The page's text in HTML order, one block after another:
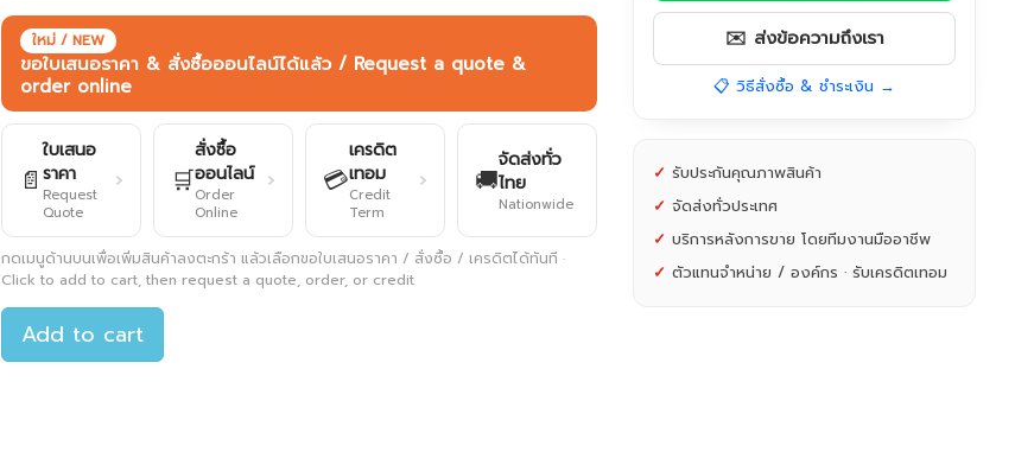
ใหม่ / NEW
ขอใบเสนอราคา & สั่งซื้อออนไลน์ได้แล้ว / Request a quote &
order online
📄
ใบเสนอ
ราคา
Request
Quote
› 🛒
สั่งซื้อ
ออนไลน์
Order
Online
› 💳
เครดิต
เทอม
Credit
Term
› 🚚
จัดส่งทั่ว
ไทย
Nationwide
กดเมนูด้านบนเพื่อเพิ่มสินค้าลงตะกร้า แล้วเลือกขอใบเสนอราคา / สั่งซื้อ / เครดิตได้ทันที ·
Click to add to cart, then request a quote, order, or credit
Add to cart
✉️ ส่งข้อความถึงเรา
📋 วิธีสั่งซื้อ & ชำระเงิน →
✓ รับประกันคุณภาพสินค้า
✓ จัดส่งทั่วประเทศ
✓ บริการหลังการขาย โดยทีมงานมืออาชีพ
✓ ตัวแทนจำหน่าย / องค์กร · รับเครดิตเทอม